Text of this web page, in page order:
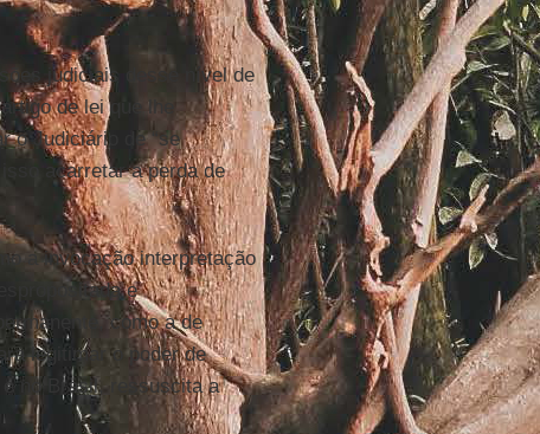
judiciais desse nível de
de lei que lhe
o Judiciário de “se
acarretar a perda de
a invocação interpretação
e
como a de
legitimar o poder de
no Brasil, ressuscita a